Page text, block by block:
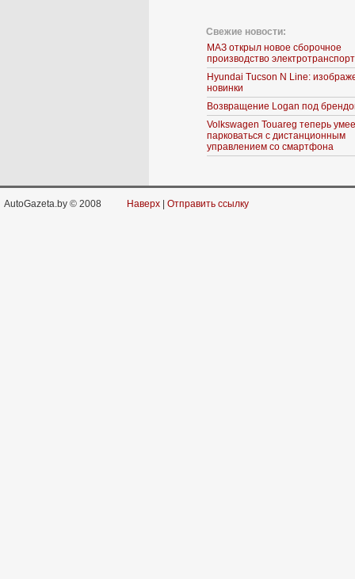
Свежие новости:
МАЗ открыл новое сборочное
производство
Hyundai Tucson N Line:
новинки
Возвращение Logan под
Volkswagen Touareg теперь
парковаться с дистанционным
управлением со смартфона
AutoGazeta.by © 2008 Наверх Отправить ссылку